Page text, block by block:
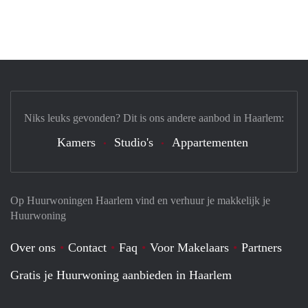
Op Huurwoningen Haarlem vind en verhuur je makkelijk je
Huurwoning
Over ons Contact Faq Voor Makelaars
Partners
Gratis je Huurwoning aanbieden in Haarlem
Niks leuks gevonden? Dit is ons andere aanbod in Haarlem:
Kamers Studio's Appartementen